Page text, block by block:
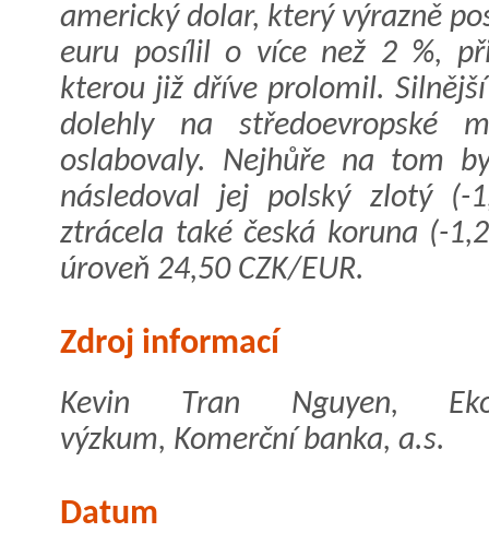
americký dolar, který výrazně
euru posílil o více než 2 %,
kterou již dříve prolomil.
dolehly na středoevropské
oslabovaly. Nejhůře na tom
následoval jej polský zlotý (-
ztrácela také česká koruna (-
úroveň 24,50 CZK/EUR.
Zdroj informací
Kevin Tran Nguyen,
výzkum, Komerční banka, a.s.
Datum